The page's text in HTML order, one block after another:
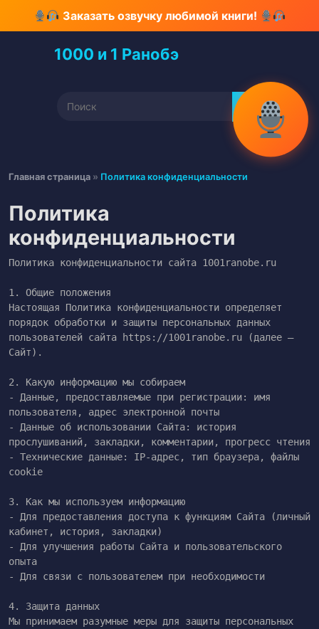
Перейти
Заказать озвучку любимой книги!
1000 и 1 Ранобэ
Найти:
Главная страница » Политика конфиденциальности
Политика
конфиденциальности
Политика конфиденциальности сайта 1001ranobe.ru
1. Общие положения
Настоящая Политика конфиденциальности определяет
порядок обработки и защиты персональных данных
пользователей сайта https://1001ranobe.ru (далее —
Сайт).
2. Какую информацию мы собираем
- Данные, предоставляемые при регистрации: имя
пользователя, адрес электронной почты
- Данные об использовании Сайта: история
прослушиваний, закладки, комментарии, прогресс чтения
- Технические данные: IP-адрес, тип браузера, файлы
cookie
3. Как мы используем информацию
- Для предоставления доступа к функциям Сайта (личный
кабинет, история, закладки)
- Для улучшения работы Сайта и пользовательского
опыта
- Для связи с пользователем при необходимости
4. Защита данных
Мы принимаем разумные меры для защиты персональных